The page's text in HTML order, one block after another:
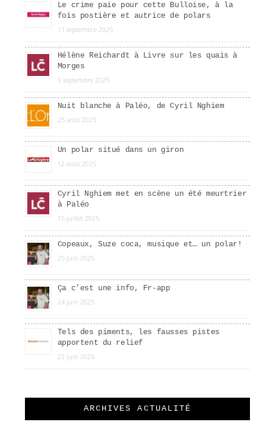
Le crime paie pour cette Bulloise, à la
fois postière et autrice de polars
11 septembre 2025
Hélène Reichardt à Livre sur les quais à
Morges
3 septembre 2025
Nuit blanche à Paléo, de Cyril Nghiem
25 août 2025
Un polar situé dans un giron
12 août 2025
Cyril Nghiem met en scène un été meurtrier
à Paléo
15 juillet 2025
Copeaux, Suze coca, musique et… un polar!
25 juin 2025
Ça c’est une info, Fr-app
24 juin 2025
Tels des piments, les fausses pistes
apportent du relief
23 juin 2025
ARCHIVES ACTUALITÉ